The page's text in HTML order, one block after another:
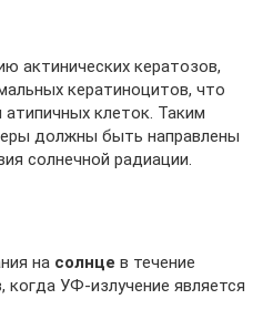
актинических кератозов,
кератиноцитов, что
клеток. Таким
должны быть направлены
солнечной радиации.
на солнце в течение
когда УФ-излучение является